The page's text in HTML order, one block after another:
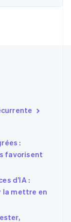
:
favorisent
d’IA :
la mettre en